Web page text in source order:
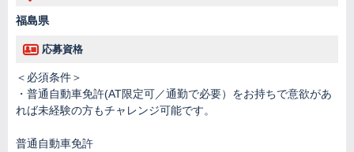
福島県
応募資格
＜必須条件＞
・普通自動車免許(AT限定可／通勤で必要）をお持ちで意欲があ
れば未経験の方もチャレンジ可能です。
普通自動車免許